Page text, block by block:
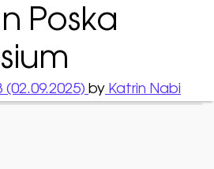
Poska
(02.09.2025) by Katrin Nabi